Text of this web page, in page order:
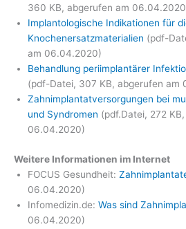
360 KB, abgerufen am
Implantologische Indikationen für
Knochenersatzmaterialien (pdf-
am 06.04.2020)
Behandlung periimplantärer
(pdf-Datei, 307 KB, abgerufen am
Zahnimplantatversorgungen bei
und Syndromen (pdf.Datei, 272
06.04.2020)
Weitere Informationen im Internet
FOCUS Gesundheit:
06.04.2020)
Infomedizin.de: Was sind
06.04.2020)